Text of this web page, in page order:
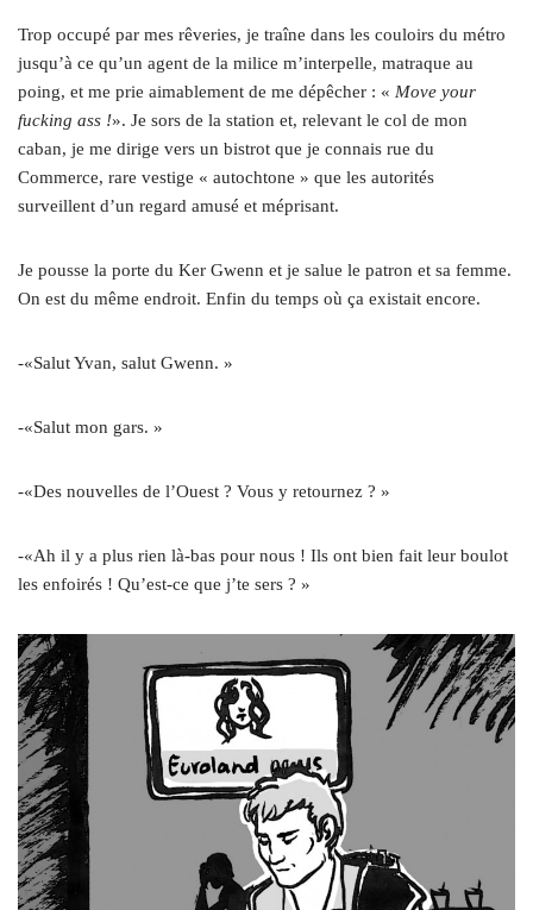
Trop occupé par mes rêveries, je traîne dans les couloirs du métro
jusqu’à ce qu’un agent de la milice m’interpelle, matraque au
poing, et me prie aimablement de me dépêcher : « Move your
fucking ass !». Je sors de la station et, relevant le col de mon
caban, je me dirige vers un bistrot que je connais rue du
Commerce, rare vestige « autochtone » que les autorités
surveillent d’un regard amusé et méprisant.
Je pousse la porte du Ker Gwenn et je salue le patron et sa femme.
On est du même endroit. Enfin du temps où ça existait encore.
-«Salut Yvan, salut Gwenn. »
-«Salut mon gars. »
-«Des nouvelles de l’Ouest ? Vous y retournez ? »
-«Ah il y a plus rien là-bas pour nous ! Ils ont bien fait leur boulot
les enfoirés ! Qu’est-ce que j’te sers ? »